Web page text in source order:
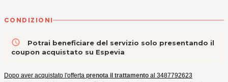
CONDIZIONI
access_time
Potrai beneficiare del servizio solo presentando il
coupon acquistato su Espevia
Dopo aver acquistato l'offerta prenota il trattamento al 3487792623